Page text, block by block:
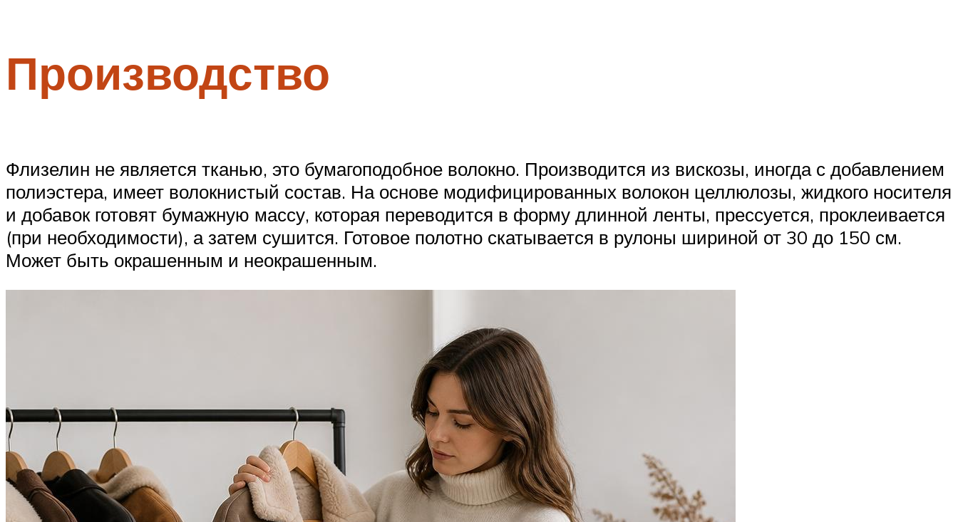
Производство
Флизелин не является тканью, это бумагоподобное волокно. Производится из вискозы, иногда с добавлением
полиэстера, имеет волокнистый состав. На основе модифицированных волокон целлюлозы, жидкого носителя
и добавок готовят бумажную массу, которая переводится в форму длинной ленты, прессуется, проклеивается
(при необходимости), а затем сушится. Готовое полотно скатывается в рулоны шириной от 30 до 150 см.
Может быть окрашенным и неокрашенным.